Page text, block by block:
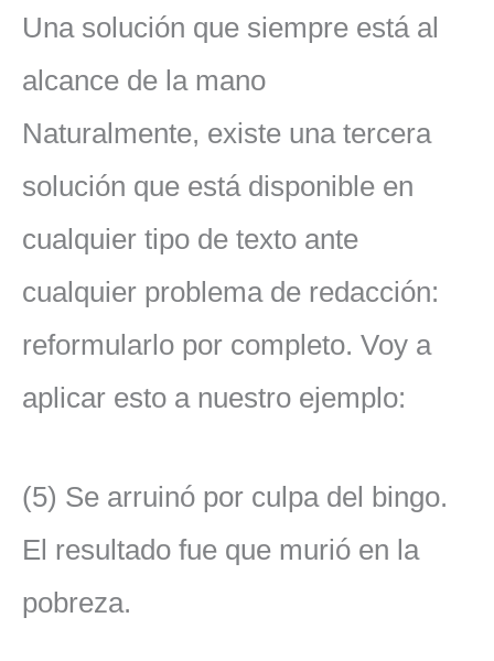
Una solución que siempre está al
alcance de la mano
Naturalmente, existe una tercera
solución que está disponible en
cualquier tipo de texto ante
cualquier problema de redacción:
reformularlo por completo. Voy a
aplicar esto a nuestro ejemplo:
(5) Se arruinó por culpa del bingo.
El resultado fue que murió en la
pobreza.